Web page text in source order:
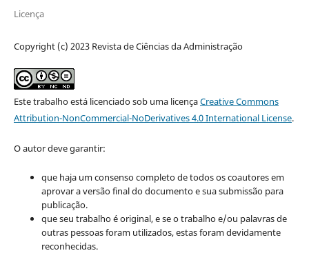
Licença
Copyright (c) 2023 Revista de Ciências da Administração
Este trabalho está licenciado sob uma licençaCreative Commons
Attribution-NonCommercial-NoDerivatives 4.0 International License.
O autor deve garantir:
que haja um consenso completo de todos os coautores em
aprovar a versão final do documento e sua submissão para
publicação.
que seu trabalho é original, e se o trabalho e/ou palavras de
outras pessoas foram utilizados, estas foram devidamente
reconhecidas.